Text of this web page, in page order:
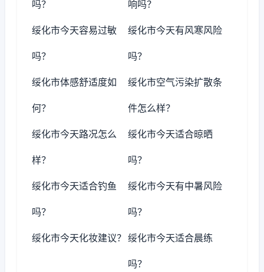
吗？ 响吗？
绥化市今天容易过敏
吗？
绥化市今天有风寒风险
吗？
绥化市体感舒适度如
何？
绥化市空气污染扩散条
件怎么样？
绥化市今天路况怎么
样？
绥化市今天适合晾晒
吗？
绥化市今天适合钓鱼
吗？
绥化市今天有中暑风险
吗？
绥化市今天化妆建议？ 绥化市今天适合晨练
吗？